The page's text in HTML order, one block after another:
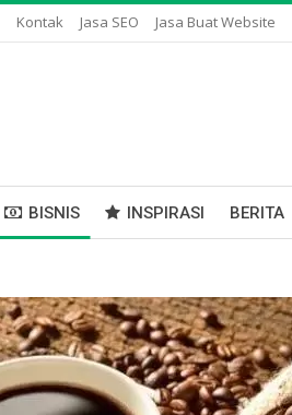
Kontak Jasa SEO Jasa Buat Website
BISNIS INSPIRASI BERITA